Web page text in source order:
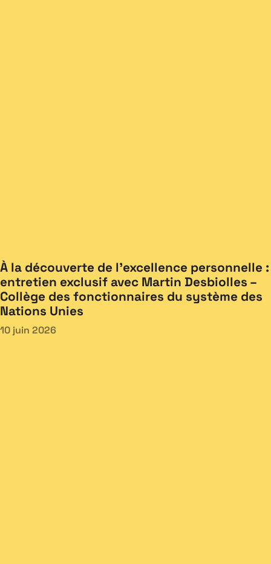
À la découverte de l’excellence personnelle :
entretien exclusif avec Martin Desbiolles –
Collège des fonctionnaires du système des
Nations Unies
10 juin 2026